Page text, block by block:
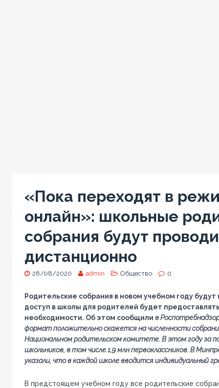
«Пока переходят в
онлайн»: школьные
собрания будут
дистанционно
28/08/2020 admin Общество 0
Родительские собрания в новом учебном году будут
доступ в школы для родителей будет
необходимости. Об этом сообщили в
формат положительно скажется на численности
Национальном родительском комитете. В этом году за
школьников, в том числе 1,9 млн первоклассников. В
указали, что в каждой школе вводится индивидуальный
В предстоящем учебном году все родительские